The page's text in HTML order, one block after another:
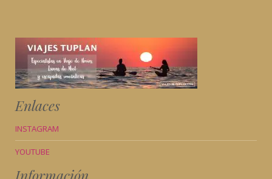
Enlaces
INSTAGRAM
YOUTUBE
Información